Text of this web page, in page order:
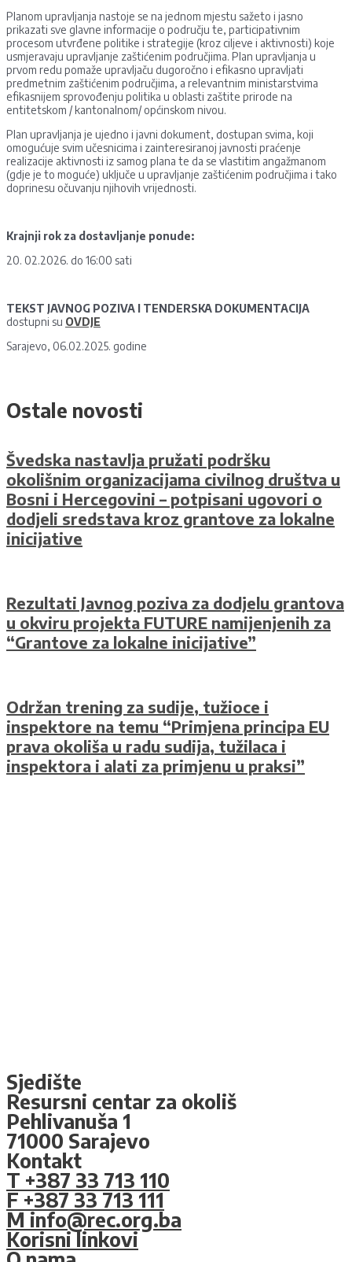
Planom upravljanja nastoje se na jednom mjestu sažeto i jasno
prikazati sve glavne informacije o području te, participativnim
procesom utvrđene politike i strategije (kroz ciljeve i aktivnosti) koje
usmjeravaju upravljanje zaštićenim područjima. Plan upravljanja u
prvom redu pomaže upravljaču dugoročno i efikasno upravljati
predmetnim zaštićenim područjima, a relevantnim ministarstvima
efikasnijem sprovođenju politika u oblasti zaštite prirode na
entitetskom / kantonalnom/ općinskom nivou.
Plan upravljanja je ujedno i javni dokument, dostupan svima, koji
omogućuje svim učesnicima i zainteresiranoj javnosti praćenje
realizacije aktivnosti iz samog plana te da se vlastitim angažmanom
(gdje je to moguće) uključe u upravljanje zaštićenim područjima i tako
doprinesu očuvanju njihovih vrijednosti.
Krajnji rok za dostavljanje ponude:
20. 02.2026. do 16:00 sati
TEKST JAVNOG POZIVA I TENDERSKA DOKUMENTACIJA
dostupni su OVDJE
Sarajevo, 06.02.2025. godine
Ostale novosti
Švedska nastavlja pružati podršku
okolišnim organizacijama civilnog društva u
Bosni i Hercegovini – potpisani ugovori o
dodjeli sredstava kroz grantove za lokalne
inicijative
Rezultati Javnog poziva za dodjelu grantova
u okviru projekta FUTURE namijenjenih za
“Grantove za lokalne inicijative”
Održan trening za sudije, tužioce i
inspektore na temu “Primjena principa EU
prava okoliša u radu sudija, tužilaca i
inspektora i alati za primjenu u praksi”
Sjedište
Resursni centar za okoliš
Pehlivanuša 1
71000 Sarajevo
Kontakt
T +387 33 713 110
F +387 33 713 111
M info@rec.org.ba
Korisni linkovi